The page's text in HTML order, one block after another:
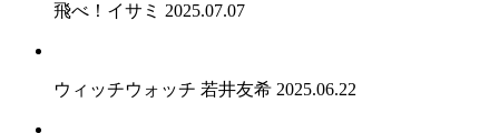
飛べ！イサミ 2025.07.07
ウィッチウォッチ 若井友希 2025.06.22